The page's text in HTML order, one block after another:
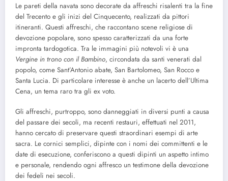
Le pareti della navata sono decorate da affreschi risalenti tra la fine
del Trecento e gli inizi del Cinquecento, realizzati da pittori
itineranti. Questi affreschi, che raccontano scene religiose di
devozione popolare, sono spesso caratterizzati da una forte
impronta tardogotica. Tra le immagini più notevoli vi è una
Vergine in trono con il Bambino, circondata da santi venerati dal
popolo, come Sant’Antonio abate, San Bartolomeo, San Rocco e
Santa Lucia. Di particolare interesse è anche un lacerto dell’Ultima
Cena, un tema raro tra gli ex voto.
Gli affreschi, purtroppo, sono danneggiati in diversi punti a causa
del passare dei secoli, ma recenti restauri, effettuati nel 2011,
hanno cercato di preservare questi straordinari esempi di arte
sacra. Le cornici semplici, dipinte con i nomi dei committenti e le
date di esecuzione, conferiscono a questi dipinti un aspetto intimo
e personale, rendendo ogni affresco un testimone della devozione
dei fedeli nei secoli.